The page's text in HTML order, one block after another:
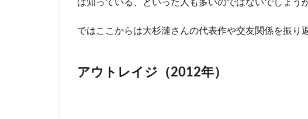
陣と
係
は知っている、といった人も多いのではないでしょうか
ではここからは大杉漣さんの代表作や交友関係を振り
アウトレイジ（2012年）